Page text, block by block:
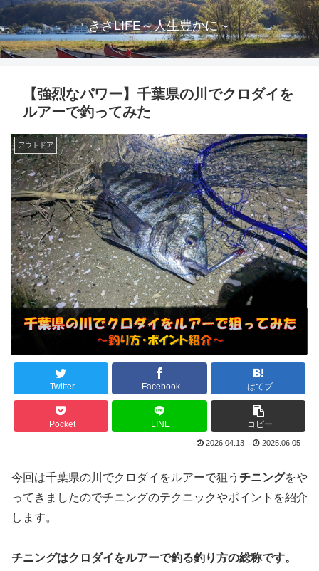
きさLIFE～人生豊かに～
【強烈なパワー】千葉県の川でクロダイを
ルアーで釣ってみた
アウトドア
Twitter Facebook はてブ
Pocket LINE コピー
2026.04.13 2025.06.05
今回は千葉県の川でクロダイをルアーで狙う チニングをや
ってきましたのでチニングのテクニックやポイントを紹介
します。
チニングはクロダイをルアーで釣る釣り方の総称です。